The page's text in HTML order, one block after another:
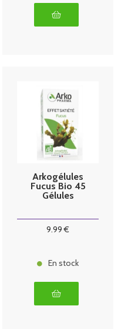
Arkogélules
Fucus Bio 45
Gélules
9.99 €
En stock